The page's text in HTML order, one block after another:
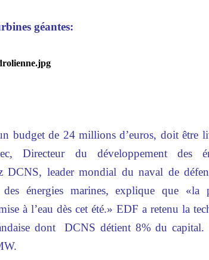
géantes:
budget de 24 millions d’euros, doit être
Directeur du développement des
DCNS, leader mondial du naval de
énergies marines, explique que «la
à l’eau dès cet été.» EDF a retenu la
dont DCNS détient 8% du capital.